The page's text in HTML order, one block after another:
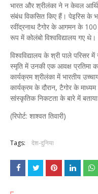
भारत और श्रीलंका ने न केवल
संबंध विकसित किए हैं। पेइरिस के
रवींद्रनाथ टैगोर के आगमन के
रूप में कोलंबो विश्वविद्यालय गए थे।
विश्वविद्यालय के श्री पाले परिसर
स्मृति में उनकी एक आवक्ष प्रतिमा
कार्यक्रम श्रीलंका में भारतीय
कार्यक्रम के दौरान, टैगोर के
सांस्कृतिक निकटता के बारे में
(रिपोर्ट: शाश्वत तिवारी)
Tags: देश-दुनिया